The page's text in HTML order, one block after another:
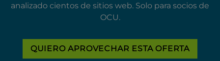
analizado cientos de sitios web. Solo para socios de
OCU.
QUIERO APROVECHAR ESTA OFERTA